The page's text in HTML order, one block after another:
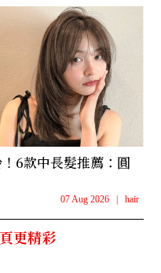
6款中長髮推薦：圓
07 Aug 2026 hair
更精彩